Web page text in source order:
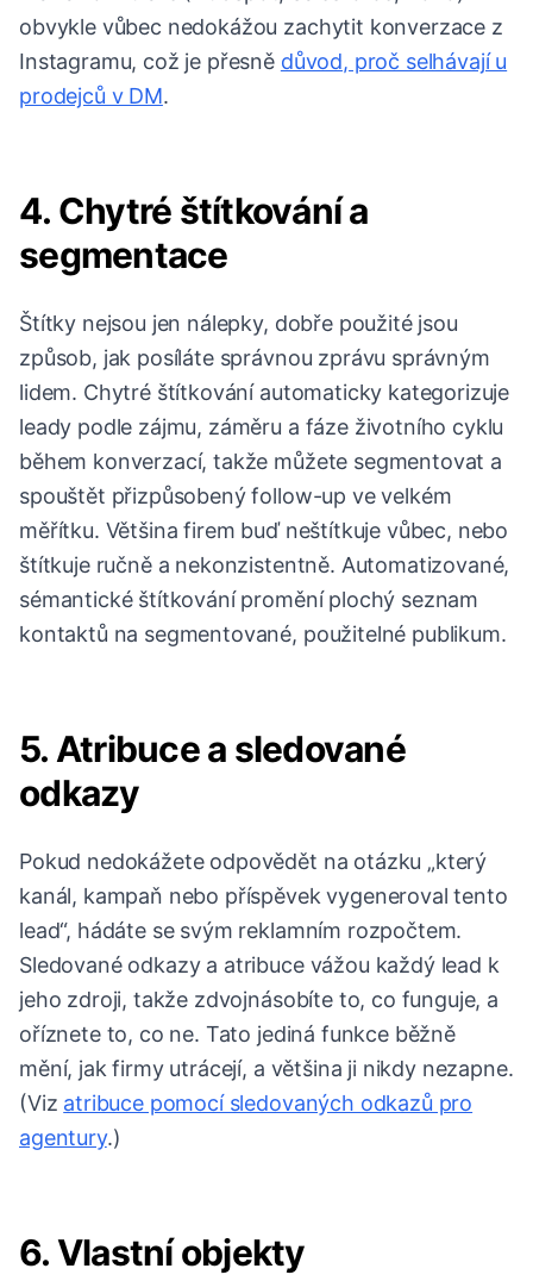
obvykle vůbec nedokážou zachytit konverzace z
Instagramu, což je přesně důvod, proč selhávají u
prodejců v DM.
4. Chytré štítkování a
segmentace
Štítky nejsou jen nálepky, dobře použité jsou
způsob, jak posíláte správnou zprávu správným
lidem. Chytré štítkování automaticky kategorizuje
leady podle zájmu, záměru a fáze životního cyklu
během konverzací, takže můžete segmentovat a
spouštět přizpůsobený follow-up ve velkém
měřítku. Většina firem buď neštítkuje vůbec, nebo
štítkuje ručně a nekonzistentně. Automatizované,
sémantické štítkování promění plochý seznam
kontaktů na segmentované, použitelné publikum.
5. Atribuce a sledované
odkazy
Pokud nedokážete odpovědět na otázku „který
kanál, kampaň nebo příspěvek vygeneroval tento
lead“, hádáte se svým reklamním rozpočtem.
Sledované odkazy a atribuce vážou každý lead k
jeho zdroji, takže zdvojnásobíte to, co funguje, a
oříznete to, co ne. Tato jediná funkce běžně
mění, jak firmy utrácejí, a většina ji nikdy nezapne.
(Viz atribuce pomocí sledovaných odkazů pro
agentury.)
6. Vlastní objekty